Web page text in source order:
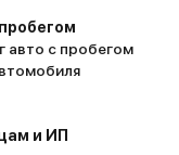
авто с пробегом
и ИП